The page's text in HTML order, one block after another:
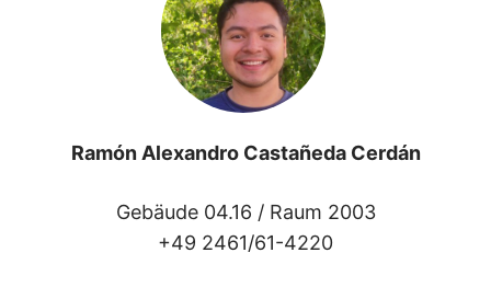
Ramón Alexandro Castañeda Cerdán
Gebäude 04.16 / Raum 2003
+49 2461/61-4220